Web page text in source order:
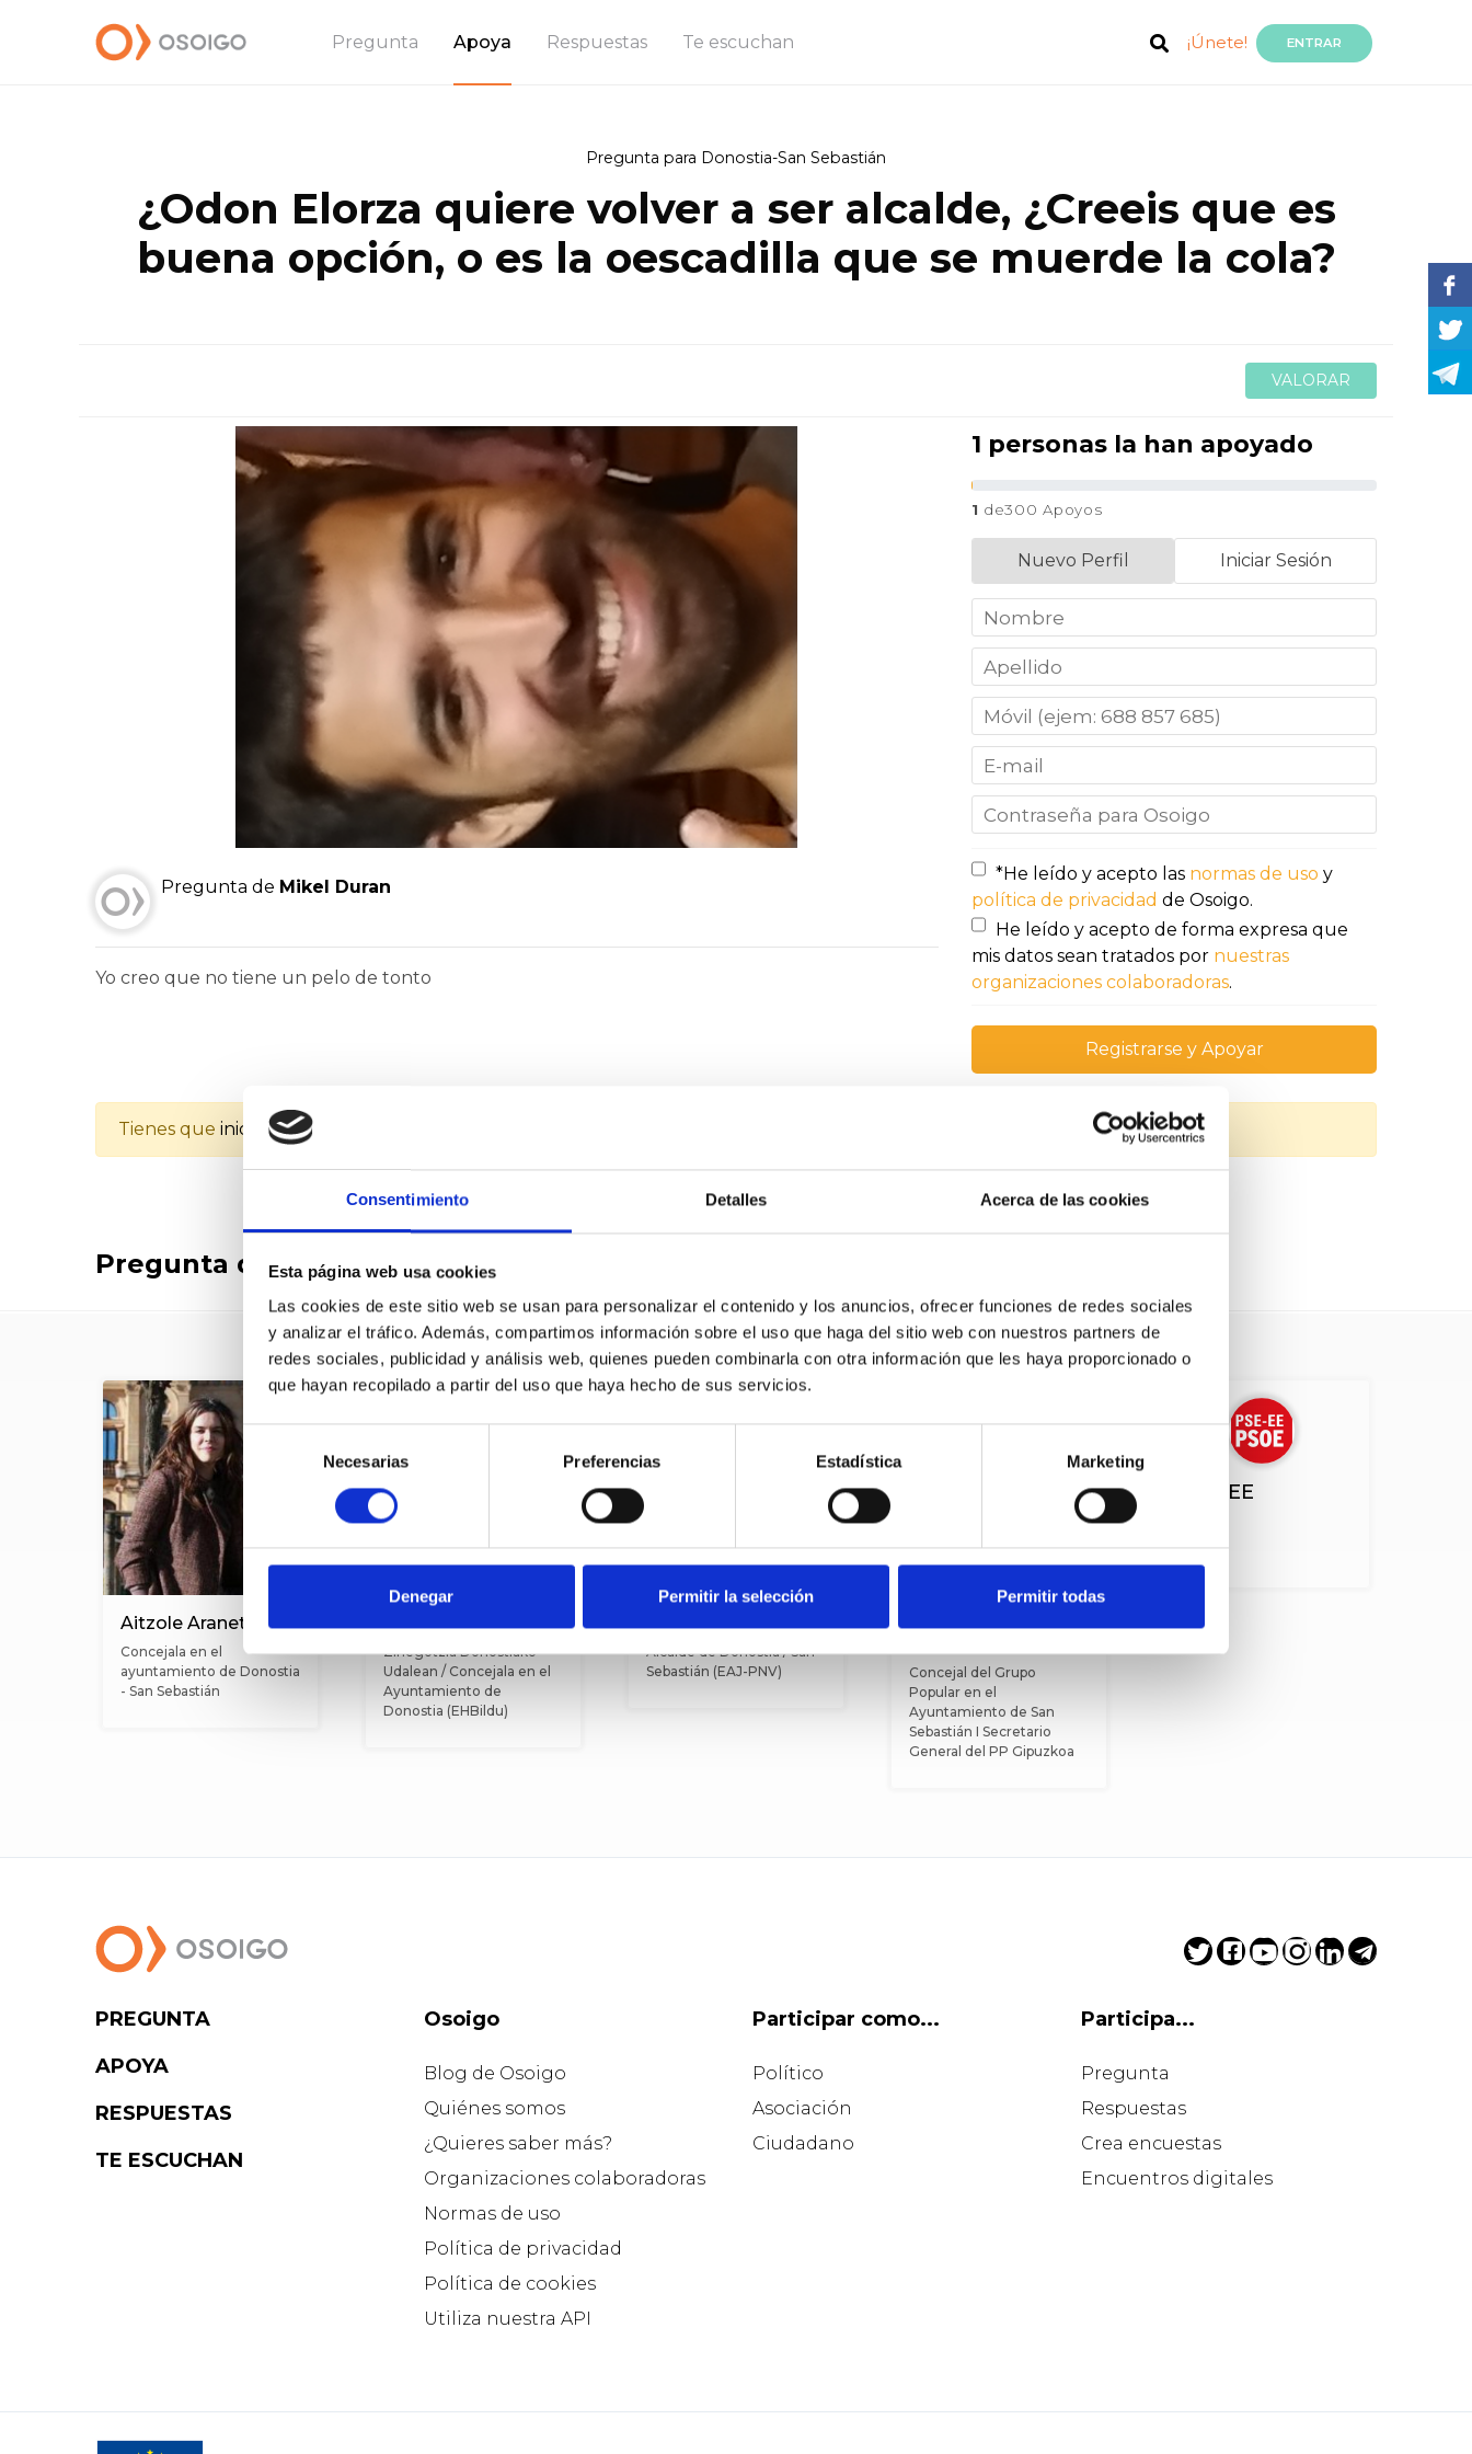
Consentimiento Detalles Acerca de las cookies
Esta página web usa cookies
Las cookies de este sitio web se usan para personalizar el contenido y los anuncios, ofrecer funciones de redes sociales
y analizar el tráfico. Además, compartimos información sobre el uso que haga del sitio web con nuestros partners de
redes sociales, publicidad y análisis web, quienes pueden combinarla con otra información que les haya proporcionado o
que hayan recopilado a partir del uso que haya hecho de sus servicios.
Selección
de
consentimiento
Necesarias Preferencias Estadística Marketing
Denegar Permitir la selección Permitir todas
Pregunta Apoya Respuestas Te escuchan ¡Únete! ENTRAR
Pregunta para Donostia-San Sebastián
¿Odon Elorza quiere volver a ser alcalde, ¿Creeis que es
buena opción, o es la oescadilla que se muerde la cola?
VALORAR
Pregunta de Mikel Duran
Yo creo que no tiene un pelo de tonto
1 personas la han apoyado
1 de300 Apoyos
Nuevo Perfil Iniciar Sesión
*He leído y acepto las normas de uso y
política de privacidad de Osoigo.
He leído y acepto de forma expresa que
mis datos sean tratados por nuestras
organizaciones colaboradoras.
Registrarse y Apoyar
Tienes que iniciar la sesión
Pregunta dirigida a:Donostia-San Sebastián
Aitzole Araneta
Concejala en el
ayuntamiento de Donostia
- San Sebastián
Olaia Duarte
Zinegotzia Donostiako
Udalean / Concejala en el
Ayuntamiento de
Donostia (EHBildu)
Eneko Goia
Alcalde de Donostia / San
Sebastián (EAJ-PNV)
Mikel Lezama
Concejal del Grupo
Popular en el
Ayuntamiento de San
Sebastián I Secretario
General del PP Gipuzkoa
PSE-EE
PREGUNTA
APOYA
RESPUESTAS
TE ESCUCHAN
Osoigo
Blog de Osoigo
Quiénes somos
¿Quieres saber más?
Organizaciones colaboradoras
Normas de uso
Política de privacidad
Política de cookies
Utiliza nuestra API
Participar como...
Político
Asociación
Ciudadano
Participa...
Pregunta
Respuestas
Crea encuestas
Encuentros digitales